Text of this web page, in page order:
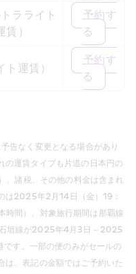
トラライト
賃）
予約す
る
ト運賃）
予約す
る
告なく変更となる場合があり
の運賃タイプも片道の日本円の
諸税、その他の料金は含まれ
は2025年2月14日（金）19：
間）、対象旅行期間は那覇線
垣線が2025年4月3日～2025
す。一部の便のみがセールの
は、表記の金額ではご予約いた